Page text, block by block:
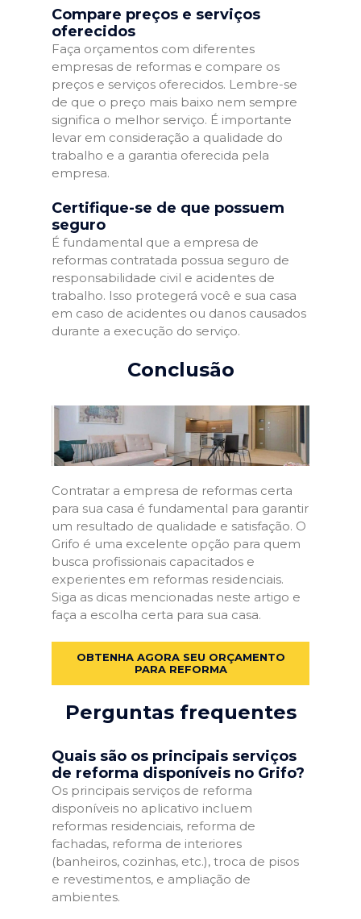
Compare preços e serviços
oferecidos
Faça orçamentos com diferentes
empresas de reformas e compare os
preços e serviços oferecidos. Lembre-se
de que o preço mais baixo nem sempre
significa o melhor serviço. É importante
levar em consideração a qualidade do
trabalho e a garantia oferecida pela
empresa.
Certifique-se de que possuem
seguro
É fundamental que a empresa de
reformas contratada possua seguro de
responsabilidade civil e acidentes de
trabalho. Isso protegerá você e sua casa
em caso de acidentes ou danos causados
durante a execução do serviço.
Conclusão
Contratar a empresa de reformas certa
para sua casa é fundamental para garantir
um resultado de qualidade e satisfação. O
Grifo é uma excelente opção para quem
busca profissionais capacitados e
experientes em reformas residenciais.
Siga as dicas mencionadas neste artigo e
faça a escolha certa para sua casa.
OBTENHA AGORA SEU ORÇAMENTO
PARA REFORMA
Perguntas frequentes
Quais são os principais serviços
de reforma disponíveis no Grifo?
Os principais serviços de reforma
disponíveis no aplicativo incluem
reformas residenciais, reforma de
fachadas, reforma de interiores
(banheiros, cozinhas, etc.), troca de pisos
e revestimentos, e ampliação de
ambientes.